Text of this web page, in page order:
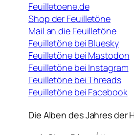
Feuilletoene.de
Shop der Feuilletöne
Mail an die Feuilletöne
Feuilletöne bei Bluesky
Feuilletöne bei Mastodon
Feuilletöne bei Instagram
Feuilletöne bei Threads
Feuilletöne bei Facebook
Die Alben des Jahres der